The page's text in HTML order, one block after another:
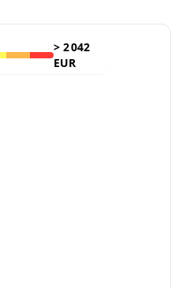
> 2 042
EUR